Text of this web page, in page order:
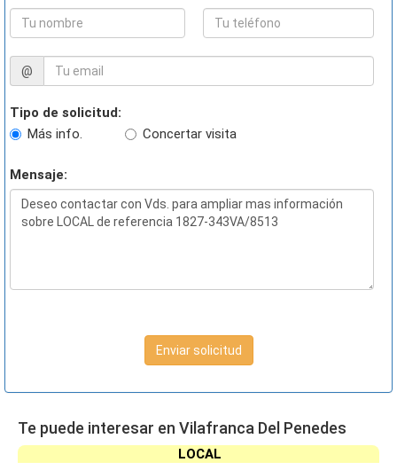
@
Tipo de solicitud:
Más info.
Concertar visita
Mensaje:
Enviar solicitud
Te puede interesar en Vilafranca Del Penedes
LOCAL